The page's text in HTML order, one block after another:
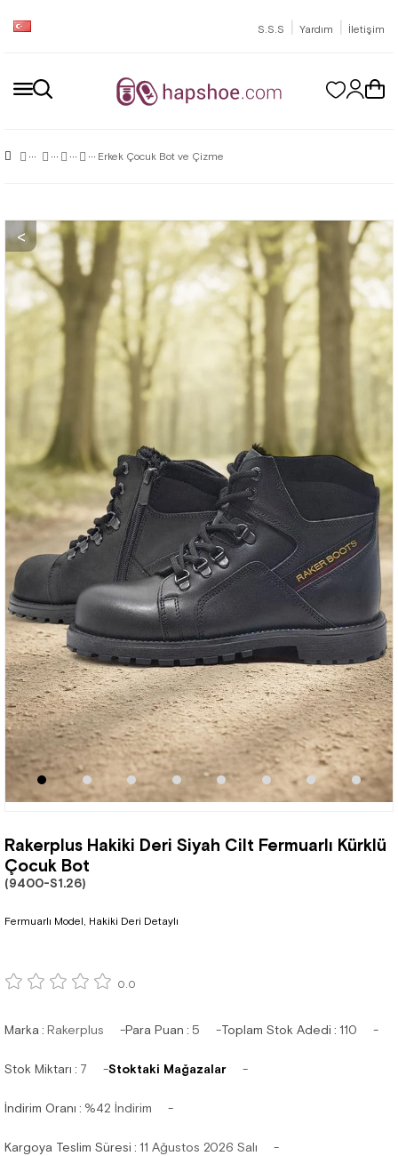
S.S.S | Yardım | İletişim
Erkek Çocuk Bot ve Çizme
Rakerplus Hakiki Deri Siyah Cilt Fermuarlı Kürklü
Çocuk Bot
(9400-S1.26)
Fermuarlı Model, Hakiki Deri Detaylı
0.0
Marka : Rakerplus Para Puan : 5 Toplam Stok Adedi : 110
Stok Miktarı : 7 Stoktaki Mağazalar
İndirim Oranı : %42 İndirim
Kargoya Teslim Süresi : 11 Ağustos 2026 Salı